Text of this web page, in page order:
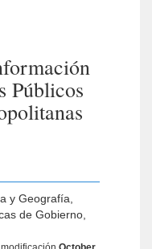
Públicos
y Geografía,
de Gobierno,